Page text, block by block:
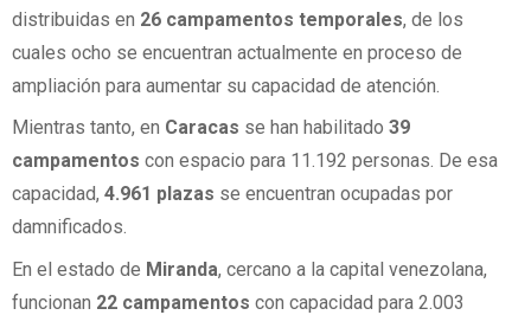
distribuidas en 26 campamentos temporales, de los
cuales ocho se encuentran actualmente en proceso de
ampliación para aumentar su capacidad de atención.
Mientras tanto, en Caracas se han habilitado 39
campamentos con espacio para 11.192 personas. De esa
capacidad, 4.961 plazas se encuentran ocupadas por
damnificados.
En el estado de Miranda, cercano a la capital venezolana,
funcionan 22 campamentos con capacidad para 2.003